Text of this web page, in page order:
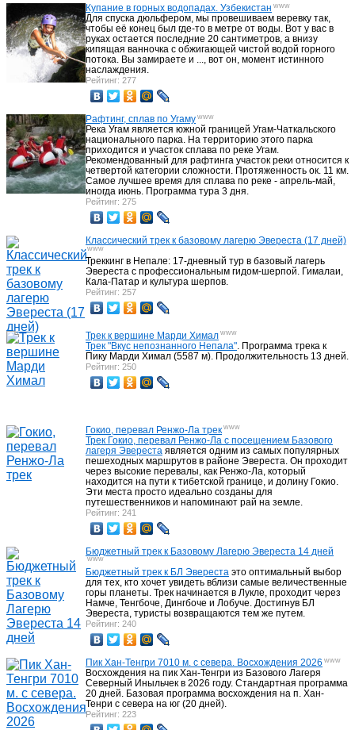
Купание в горных водопадах. Узбекистан www
Для спуска дюльфером, мы провешиваем веревку так,
чтобы её конец был где-то в метре от воды. Вот у вас в
руках остается последние 20 сантиметров, а внизу
кипящая ванночка с обжигающей чистой водой горного
потока. Вы замираете и ..., вот он, момент истинного
наслаждения.
Рейтинг: 277
Рафтинг, сплав по Угаму www
Река Угам является южной границей Угам-Чаткальского
национального парка. На территорию этого парка
приходится и участок сплава по реке Угам.
Рекомендованный для рафтинга участок реки относится к
четвертой категории сложности. Протяженность ок. 11 км.
Самое лучшее время для сплава по реке - апрель-май,
иногда июнь. Программа тура 3 дня.
Рейтинг: 275
Классический трек к базовому лагерю Эвереста (17 дней)
www
Треккинг в Непале: 17-дневный тур в базовый лагерь
Эвереста с профессиональным гидом-шерпой. Гималаи,
Кала-Патар и культура шерпов.
Рейтинг: 257
Трек к вершине Марди Химал www
Трек "Вкус непознанного Непала" . Программа трека к
Пику Марди Химал (5587 м). Продолжительность 13 дней.
Рейтинг: 250
Гокио, перевал Ренжо-Ла трек www
Трек Гокио, перевал Ренжо-Ла с посещением Базового
лагеря Эвереста является одним из самых популярных
пешеходных маршрутов в районе Эвереста. Он проходит
через высокие перевалы, как Ренжо-Ла, который
находится на пути к тибетской границе, и долину Гокио.
Эти места просто идеально созданы для
путешественников и напоминают рай на земле.
Рейтинг: 241
Бюджетный трек к Базовому Лагерю Эвереста 14 дней
www
Бюджетный трек к БЛ Эвереста это оптимальный выбор
для тех, кто хочет увидеть вблизи самые величественные
горы планеты. Трек начинается в Лукле, проходит через
Намче, Тенгбоче, Дингбоче и Лобуче. Достигнув БЛ
Эвереста, туристы возвращаются тем же путем.
Рейтинг: 240
Пик Хан-Тенгри 7010 м. с севера. Восхождения 2026 www
Восхождения на пик Хан-Тенгри из Базового Лагеря
Северный Иныльчек в 2026 году. Стандартная программа
20 дней. Базовая программа восхождения на п. Хан-
Тенри с севера на юг (20 дней).
Рейтинг: 223